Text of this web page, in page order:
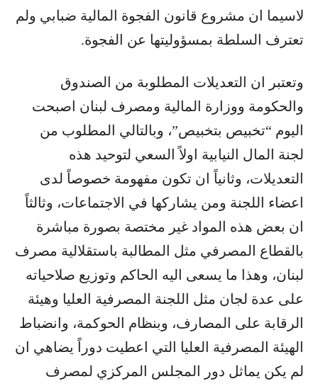
لاسيما ان مشروع قانون الفجوة المالية ضبابي ولم
تعترف السلطة بمسؤوليتها عن الفجوة.
وتعتبر ان التعديلات المطلوبة من الصندوق
والحكومة ووزارة المالية ومصرف لبنان اصبحت
اليوم “تخبيص بتخبيص”، وبالتالي المطلوب من
لجنة المال النيابية اولاً السعي لتوحيد هذه
التعديلات، وثانياً ان تكون مفهومة خصوصاً لدى
اعضاء اللجنة ومن يشاركها في الاجتماعات، وثالثاً
ان بعض هذه المواد غير مختصة بصورة مباشرة
بالقطاع المصرفي مثل المطالبة باستقلالية مصرف
لبنان، وهذا ما يسعى اليه الحاكم وتوزيع صلاحياته
على عدة لجان مثل اللجنة المصرفية العليا وهيئة
الرقابة على المصارف، وبنظام الحوكمة، وانضباط
الهيئة المصرفية العليا التي اعطيت دوراً يضاهي ان
لم يكن يماثل دور المجلس المركزي لمصرف